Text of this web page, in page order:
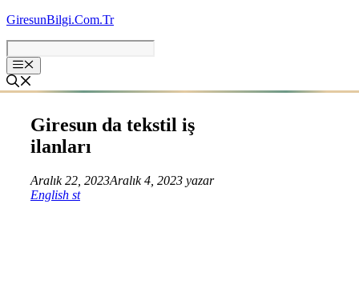
İçeriğe
GiresunBilgi.Com.Tr
Giresun da tekstil iş
ilanları
Aralık 22, 2023Aralık 4, 2023 yazar
English st